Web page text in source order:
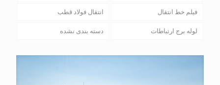
فیلم خط انتقال انتقال فولاد قطب
لوله برج ارتباطات دسته بندی نشده